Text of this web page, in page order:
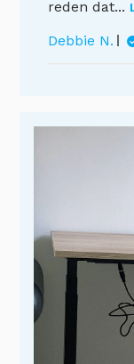
reden dat...
Debbie N.